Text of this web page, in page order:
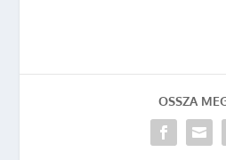
OSSZA